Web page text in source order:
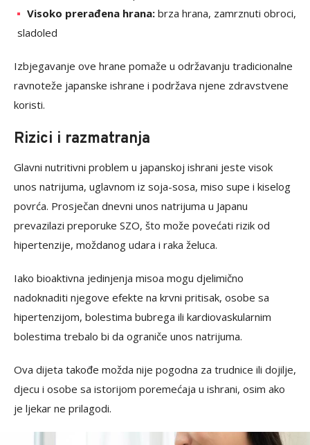
Visoko prerađena hrana: brza hrana, zamrznuti obroci,
sladoled
Izbjegavanje ove hrane pomaže u održavanju tradicionalne
ravnoteže japanske ishrane i podržava njene zdravstvene
koristi.
Rizici i razmatranja
Glavni nutritivni problem u japanskoj ishrani jeste visok
unos natrijuma, uglavnom iz soja-sosa, miso supe i kiselog
povrća. Prosječan dnevni unos natrijuma u ​​Japanu
prevazilazi preporuke SZO, što može povećati rizik od
hipertenzije, moždanog udara i raka želuca.
Iako bioaktivna jedinjenja misoa mogu djelimično
nadoknaditi njegove efekte na krvni pritisak, osobe sa
hipertenzijom, bolestima bubrega ili kardiovaskularnim
bolestima trebalo bi da ograniče unos natrijuma.
Ova dijeta takođe možda nije pogodna za trudnice ili dojilje,
djecu i osobe sa istorijom poremećaja u ishrani, osim ako
je ljekar ne prilagodi.